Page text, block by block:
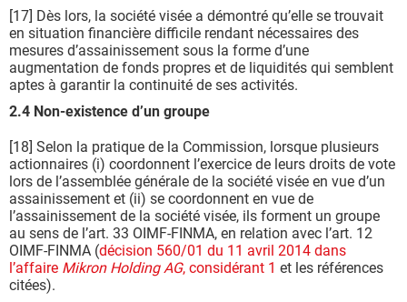
[17] Dès lors, la société visée a démontré qu’elle se trouvait
en situation financière difficile rendant nécessaires des
mesures d’assainissement sous la forme d’une
augmentation de fonds propres et de liquidités qui semblent
aptes à garantir la continuité de ses activités.
2.4 Non-existence d’un groupe
[18] Selon la pratique de la Commission, lorsque plusieurs
actionnaires (i) coordonnent l’exercice de leurs droits de vote
lors de l’assemblée générale de la société visée en vue d’un
assainissement et (ii) se coordonnent en vue de
l’assainissement de la société visée, ils forment un groupe
au sens de l’art. 33 OIMF-FINMA, en relation avec l’art. 12
OIMF-FINMA (décision 560/01 du 11 avril 2014 dans
l’affaire Mikron Holding AG, considérant 1 et les références
citées).